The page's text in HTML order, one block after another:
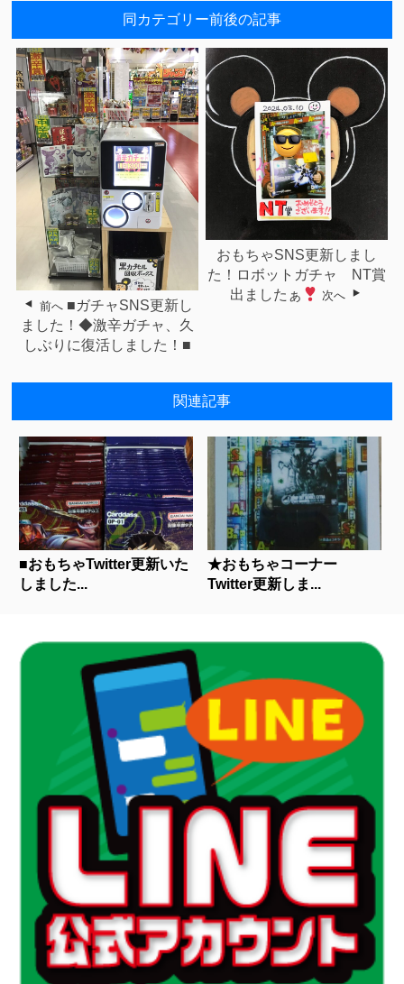
同カテゴリー前後の記事
前へ ■ガチャSNS更新し
ました！◆激辛ガチャ、久
しぶりに復活しました！■
おもちゃSNS更新しまし
た！ロボットガチャ NT賞
出ましたぁ
次へ
関連記事
■おもちゃTwitter更新いた
しました...
★おもちゃコーナー
Twitter更新しま...